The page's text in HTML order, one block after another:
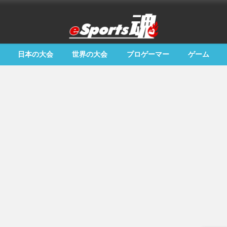
日本の大会 世界の大会 プロゲーマー ゲーム